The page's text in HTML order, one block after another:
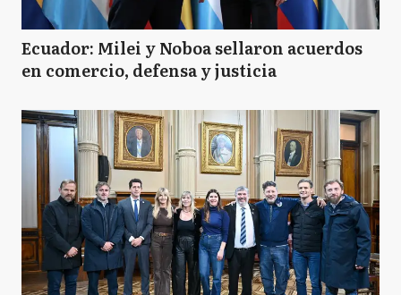
Ecuador: Milei y Noboa sellaron acuerdos
en comercio, defensa y justicia